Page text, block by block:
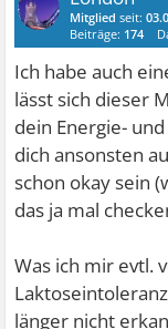
Mitglied seit:
Beiträge: 174
Ich habe auch
lässt sich dieser
dein Energie-
dich ansonsten
schon okay sein
das ja mal
Was ich mir evtl.
länger nicht